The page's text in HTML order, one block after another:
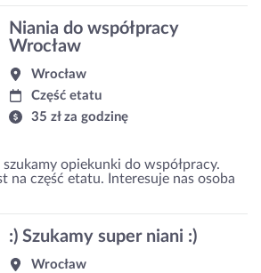
Niania do współpracy
Wrocław
Wrocław
Część etatu
35 zł za godzinę
szukamy opiekunki do współpracy.
na część etatu. Interesuje nas osoba
:) Szukamy super niani :)
Wrocław